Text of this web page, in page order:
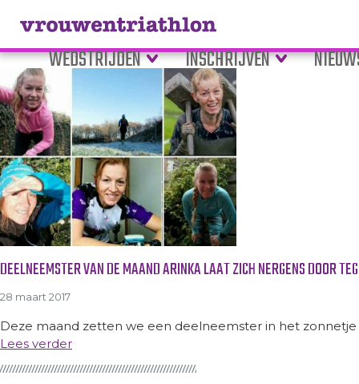
WEDSTRIJDEN INSCHRIJVEN
Tag Archive: waterangst
DEELNEEMSTER VAN DE MAAND ARINKA LAAT ZICH NERGENS DOOR
28 maart 2017
Deze maand zetten we een deelneemster in het
Lees verder